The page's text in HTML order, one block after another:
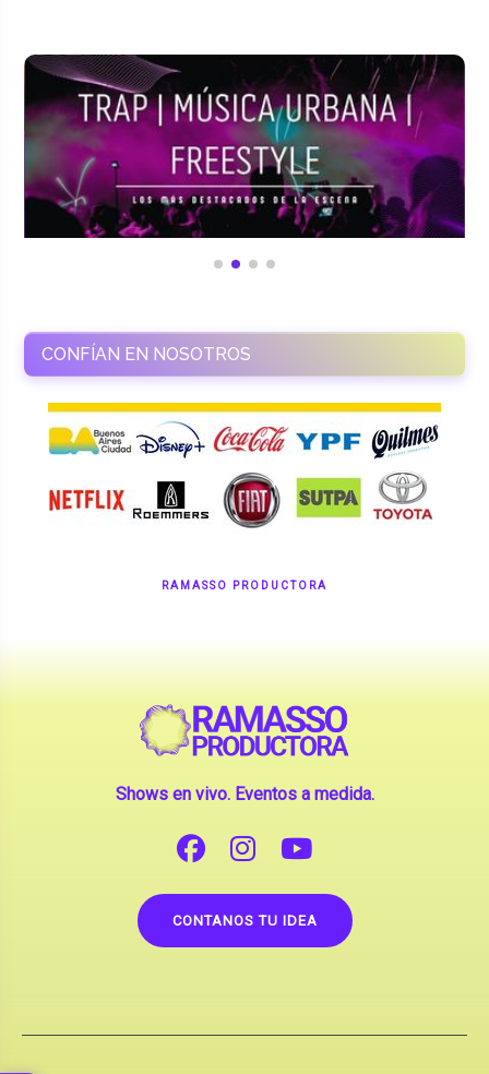
CONFÍAN EN NOSOTROS
RAMASSO PRODUCTORA
Shows en vivo. Eventos a medida.
CONTANOS TU IDEA